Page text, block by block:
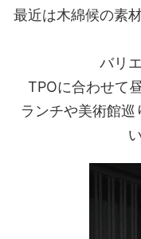
最近は木綿候の素
バリ
TPOに合わせて
ランチや美術館巡